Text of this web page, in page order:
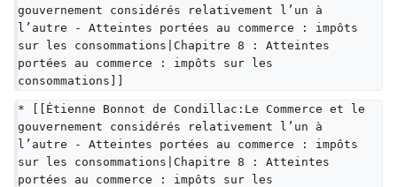
gouvernement considérés relativement l’un à
l’autre - Atteintes portées au commerce : impôts
sur les consommations|Chapitre 8 : Atteintes
portées au commerce : impôts sur les
consommations]]
* [[Étienne Bonnot de Condillac:Le Commerce et le
gouvernement considérés relativement l’un à
l’autre - Atteintes portées au commerce : impôts
sur les consommations|Chapitre 8 : Atteintes
portées au commerce : impôts sur les